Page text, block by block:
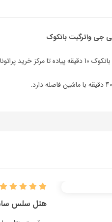
جی واترگیت بانکوک
و سنترال ورلد فاصله دارد.
هتل سلس